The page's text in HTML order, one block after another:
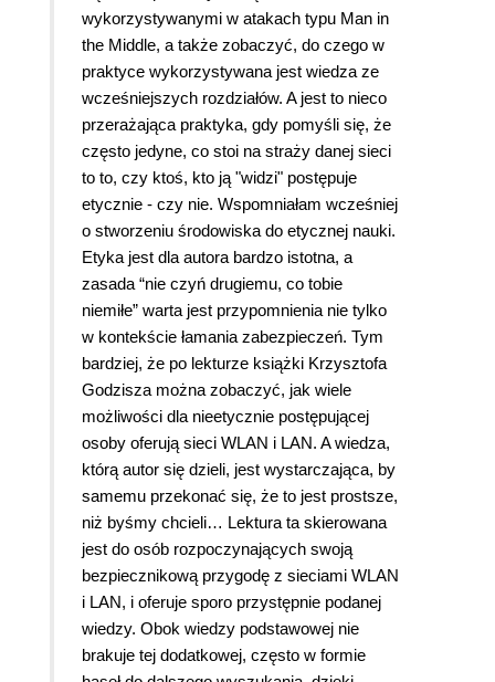
wykorzystywanymi w atakach typu Man in
the Middle, a także zobaczyć, do czego w
praktyce wykorzystywana jest wiedza ze
wcześniejszych rozdziałów. A jest to nieco
przerażająca praktyka, gdy pomyśli się, że
często jedyne, co stoi na straży danej sieci
to to, czy ktoś, kto ją "widzi" postępuje
etycznie - czy nie. Wspomniałam wcześniej
o stworzeniu środowiska do etycznej nauki.
Etyka jest dla autora bardzo istotna, a
zasada “nie czyń drugiemu, co tobie
niemiłe” warta jest przypomnienia nie tylko
w kontekście łamania zabezpieczeń. Tym
bardziej, że po lekturze książki Krzysztofa
Godzisza można zobaczyć, jak wiele
możliwości dla nieetycznie postępującej
osoby oferują sieci WLAN i LAN. A wiedza,
którą autor się dzieli, jest wystarczająca, by
samemu przekonać się, że to jest prostsze,
niż byśmy chcieli… Lektura ta skierowana
jest do osób rozpoczynających swoją
bezpiecznikową przygodę z sieciami WLAN
i LAN, i oferuje sporo przystępnie podanej
wiedzy. Obok wiedzy podstawowej nie
brakuje tej dodatkowej, często w formie